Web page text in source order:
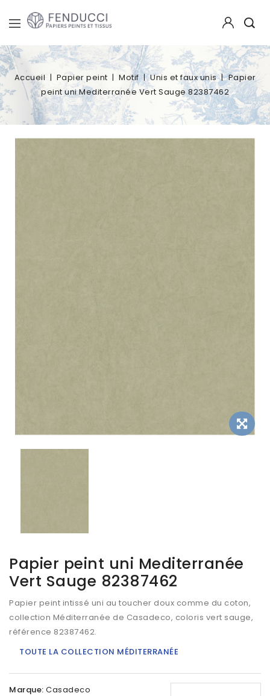
Accueil Papier peint Motif Unis et faux unis
Papier
peint uni Mediterranée Vert Sauge 82387462
Papier peint uni Mediterranée
Vert Sauge 82387462
Papier peint intissé uni au toucher doux comme du coton,
collection Méditerranée de Casadeco, coloris vert sauge,
référence 82387462.
TOUTE LA COLLECTION MÉDITERRANÉE
Marque: Casadeco